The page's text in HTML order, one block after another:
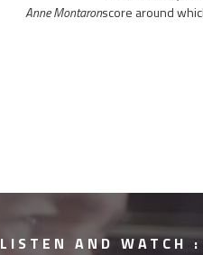
Anne Montaronscore around
LISTEN AND WATCH :